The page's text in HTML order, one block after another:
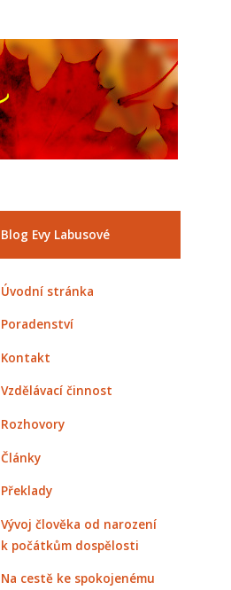
Blog Evy Labusové
Úvodní stránka
Poradenství
Kontakt
Vzdělávací činnost
Rozhovory
Články
Překlady
Vývoj člověka od narození
k počátkům dospělosti
Na cestě ke spokojenému